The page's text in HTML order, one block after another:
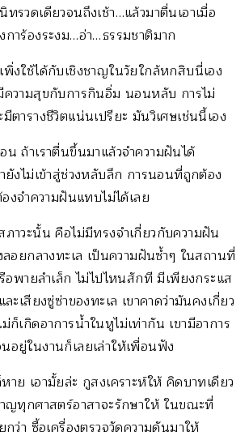
รวดเดียวจนถึงเช้า…แล้วมาตื่นเอาเมื่อ
าร้องระงม…อ่า…ธรรมชาติมาก
พิ่งใช้ได้กับเชิงชาญในวัยใกล้หกสิบนี่เอง
ความสุขกับการกินอิ่ม นอนหลับ การไม่
ตารางชีวิตแน่นเปรียะ มันวิเศษเช่นนี้เอง
ถ้าเราตื่นขึ้นมาแล้วจำความฝันได้
ยังไม่เข้าสู่ช่วงหลับลึก การนอนที่ถูกต้อง
องจำความฝันแทบไม่ได้เลย
าวะนั้น คือไม่มีทรงจำเกี่ยวกับความฝัน
อยกลางทะเล เป็นความฝันซ้ำๆ ในสถานที่
อพายลำเล็ก ไม่ไปไหนสักที มีเพียงกระแส
ะเสียงซู่ซ่าของทะเล เขาคาดว่ามันคงเกี่ยว
ก็เกิดอาการน้ำในหูไม่เท่ากัน เขามีอาการ
ยู่ในงานก็เลยเล่าให้เพื่อนฟัง
ย เอามั้ยล่ะ กูสงเคราะห์ให้ คิดบาทเดียว
ญทุกศาสตร์อาสาจะรักษาให้ ในขณะที่
กว่า ซื้อเครื่องตรวจวัดความดันมาให้